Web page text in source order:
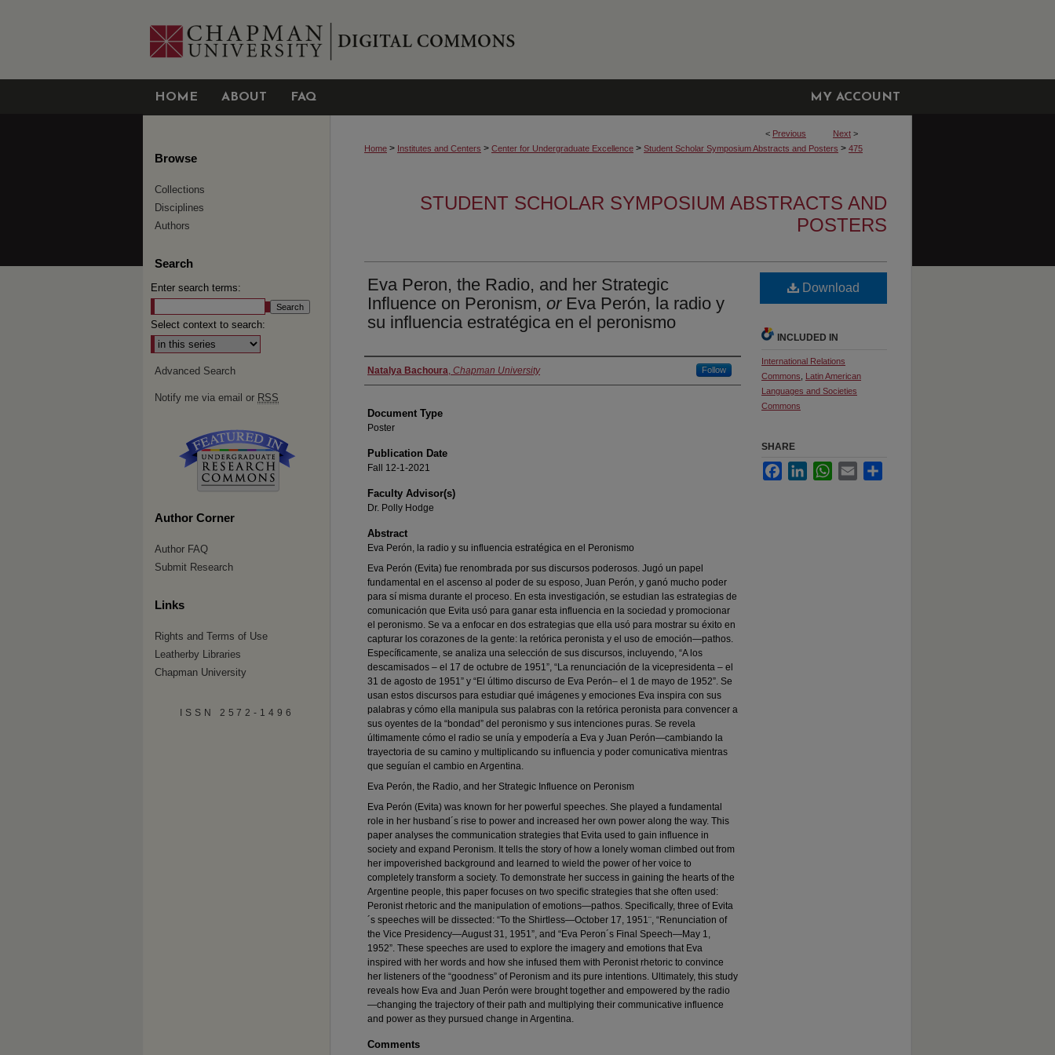
HOME ABOUT FAQ MY ACCOUNT
< Previous Next >
Home > Institutes and Centers > Center for Undergraduate Excellence > Student Scholar Symposium Abstracts and Posters > 475
STUDENT SCHOLAR SYMPOSIUM ABSTRACTS AND
POSTERS
Eva Peron, the Radio, and her Strategic
Influence on Peronism, orEva Perón, la radio y
su influencia estratégica en el peronismo
Authors
Natalya Bachoura, Chapman University Follow
Document Type
Poster
Publication Date
Fall 12-1-2021
Faculty Advisor(s)
Dr. Polly Hodge
Abstract
Eva Perón, la radio y su influencia estratégica en el Peronismo
Eva Perón (Evita) fue renombrada por sus discursos poderosos. Jugó un papel
fundamental en el ascenso al poder de su esposo, Juan Perón, y ganó mucho poder
para sí misma durante el proceso. En esta investigación, se estudian las estrategias de
comunicación que Evita usó para ganar esta influencia en la sociedad y promocionar
el peronismo. Se va a enfocar en dos estrategias que ella usó para mostrar su éxito en
capturar los corazones de la gente: la retórica peronista y el uso de emoción—pathos.
Específicamente, se analiza una selección de sus discursos, incluyendo, “A los
descamisados – el 17 de octubre de 1951”, “La renunciación de la vicepresidenta – el
31 de agosto de 1951” y “El último discurso de Eva Perón– el 1 de mayo de 1952”. Se
usan estos discursos para estudiar qué imágenes y emociones Eva inspira con sus
palabras y cómo ella manipula sus palabras con la retórica peronista para convencer a
sus oyentes de la “bondad” del peronismo y sus intenciones puras. Se revela
últimamente cómo el radio se unía y empodería a Eva y Juan Perón—cambiando la
trayectoria de su camino y multiplicando su influencia y poder comunicativa mientras
que seguían el cambio en Argentina.
Eva Perón, the Radio, and her Strategic Influence on Peronism
Eva Perón (Evita) was known for her powerful speeches. She played a fundamental
role in her husband´s rise to power and increased her own power along the way. This
paper analyses the communication strategies that Evita used to gain influence in
society and expand Peronism. It tells the story of how a lonely woman climbed out from
her impoverished background and learned to wield the power of her voice to
completely transform a society. To demonstrate her success in gaining the hearts of the
Argentine people, this paper focuses on two specific strategies that she often used:
Peronist rhetoric and the manipulation of emotions—pathos. Specifically, three of Evita
´s speeches will be dissected: “To the Shirtless—October 17, 1951¨, “Renunciation of
the Vice Presidency—August 31, 1951”, and “Eva Peron´s Final Speech—May 1,
1952”. These speeches are used to explore the imagery and emotions that Eva
inspired with her words and how she infused them with Peronist rhetoric to convince
her listeners of the “goodness” of Peronism and its pure intentions. Ultimately, this study
reveals how Eva and Juan Perón were brought together and empowered by the radio
—changing the trajectory of their path and multiplying their communicative influence
and power as they pursued change in Argentina.
Comments
Download
INCLUDED IN
International Relations
Commons
Latin American
Languages and Societies
Commons
SHARE
FacebookLinkedInWhatsApp
Email
Browse
Collections
Disciplines
Authors
Search
Enter search terms:
Select context to search:
Advanced Search
Notify me via email or RSS
Author Corner
Author FAQ
Submit Research
Links
Rights and Terms of Use
Leatherby Libraries
Chapman University
ISSN 2572-1496